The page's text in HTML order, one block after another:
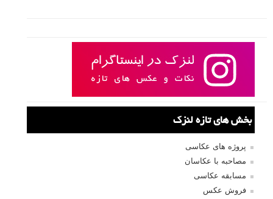
بخش های تازه لنزک
پروژه های عکاسی
مصاحبه با عکاسان
مسابقه عکاسی
فروش عکس